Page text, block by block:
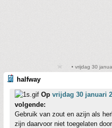
• vrijdag 30
halfway
Op vrijdag 30 januari
volgende:
Gebruik van zout en azijn als
zijn daarvoor niet toegelaten